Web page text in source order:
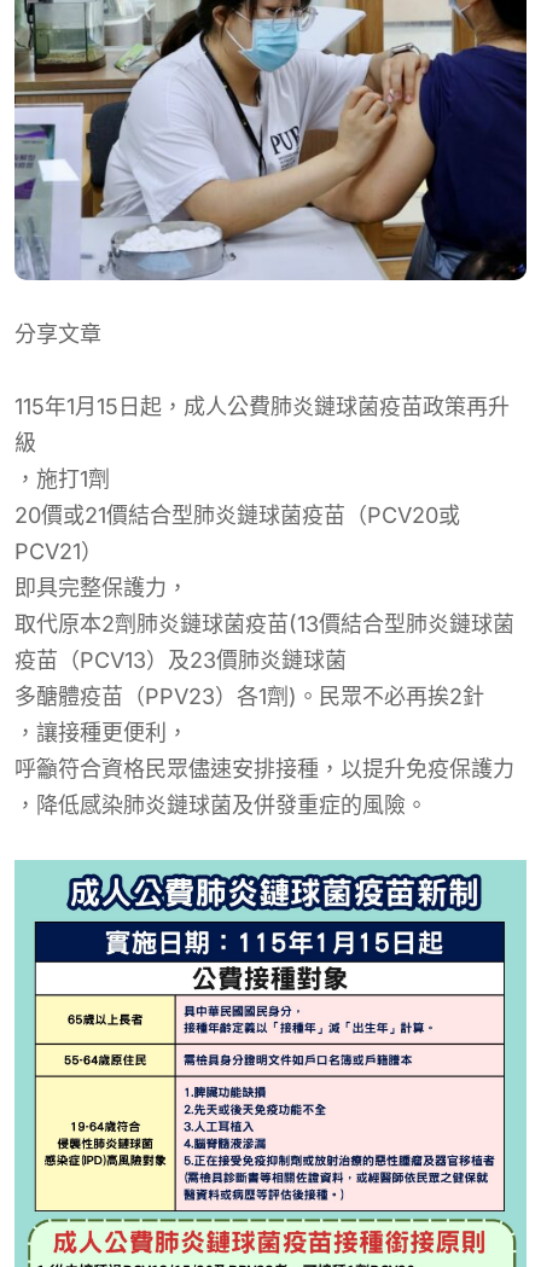
分享文章
115年1月15日起，成人公費肺炎鏈球菌疫苗政策再升
級
， 施打1劑
20價或21價結合型肺炎鏈球菌疫苗（PCV20或
PCV21）
即具完整保護力，
取代原本2劑肺炎鏈球菌疫苗(13價結合型肺炎鏈球菌
疫苗（PCV13）及23價肺炎鏈球菌
多醣體疫苗 （PPV23）各1劑)。民眾不必再挨2針
，讓接種更便利
，
呼籲符合資格民眾儘速安排接種，以提升免疫保護力
， 降低感染肺炎鏈球菌及併發重症的風險。